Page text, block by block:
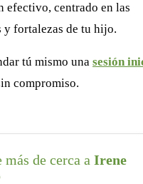
efectivo, centrado en las
y fortalezas de tu hijo.
tú mismo una sesión
compromiso.
más de cerca a Irene